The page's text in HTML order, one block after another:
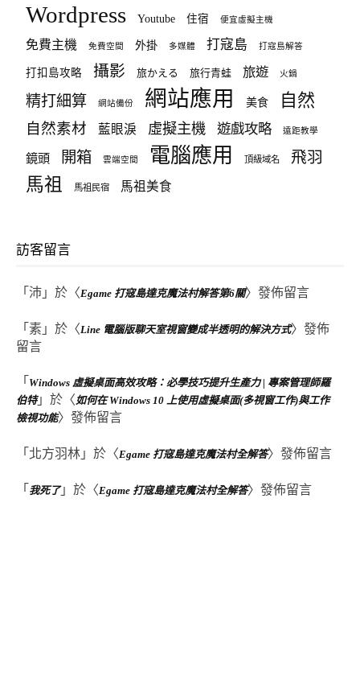
Wordpress Youtube 住宿 便宜虛擬主機
免費主機 免費空間 外掛 多媒體 打寇島 打寇島解答
打扣島攻略 攝影 旅かえる 旅行青蛙 旅遊 火鍋
精打細算 網站備份 網站應用 美食 自然
自然素材 藍眼淚 虛擬主機 遊戲攻略 遠距教學
鏡頭 開箱 雲端空間 電腦應用 頂級域名 飛羽
馬祖 馬祖民宿 馬祖美食
訪客留言
「 沛 」於〈Egame 打寇島達克魔法村解答第6關〉發佈留言
「 素 」於〈Line 電腦版聊天室視窗變成半透明的解決方式〉發佈
留言
「 Windows 虛擬桌面高效攻略：必學技巧提升生產力 | 專案管理師羅
伯特」於〈如何在 Windows 10 上使用虛擬桌面(多視窗工作)與工作
檢視功能〉發佈留言
「 北方羽林 」於〈Egame 打寇島達克魔法村全解答〉發佈留言
「 我死了」於〈Egame 打寇島達克魔法村全解答〉發佈留言